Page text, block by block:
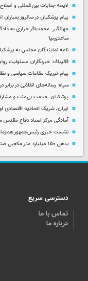
لایحه جنایات بین‌المللی و
پیام پزشکیان در سالروز بمباران
جهانگیر: محمدباقر خرازی به
ساعدی‌نیا
نامه نمایندگان مجلس به
قالیباف: خبرنگاران مسئولیت
پیام تبریک مقامات سیاسی و
سپاه: رسانه‌های انقلابی در
پزشکیان: خدمت بی‌منت و
ایران، شریک اتحادیه اقتصادی
آمادگی مرکز اسناد دفاع مقدس
نشست خبری رئیس‌جمهور همزمان
بدهی ۱۵۰ میلیارد متر مکعبی صنعت آب به ذخایر زیرزمینی کشور
دسترسی سریع
تماس با ما
درباره ما